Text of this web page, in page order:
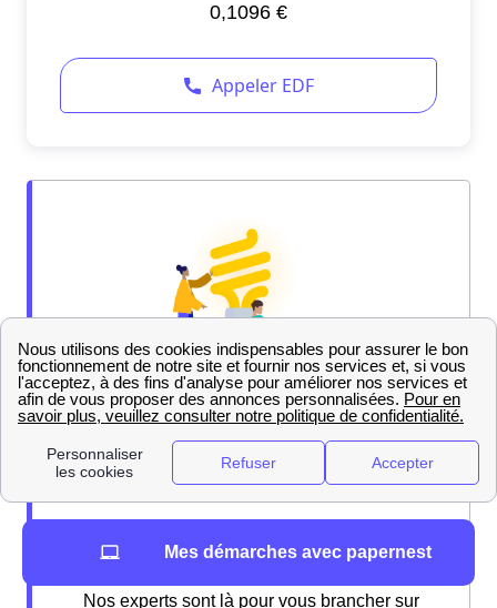
Nos experts sont là pour vous brancher sur
Mes démarches avec papernest